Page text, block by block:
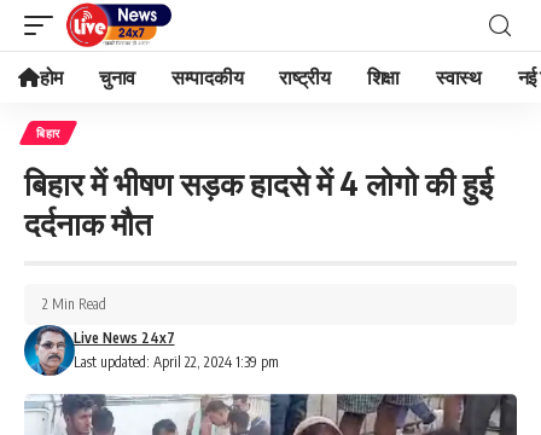
होम चुनाव सम्पादकीय राष्ट्रीय शिक्षा स्वास्थ नई
बिहार
बिहार में भीषण सड़क हादसे में 4 लोगो की हुई
दर्दनाक मौत
Last updated: April 22, 2024 1:39 pm
Live News 24x7
2 Min Read